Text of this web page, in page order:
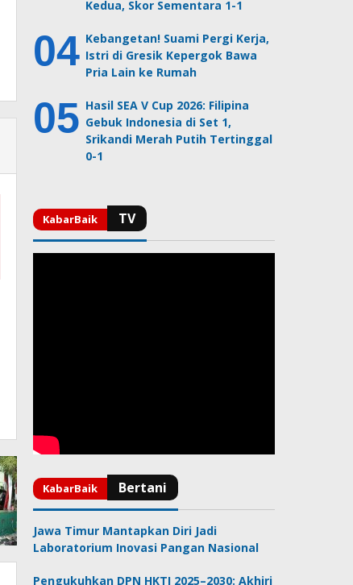
Kedua, Skor Sementara 1-1
Kebangetan! Suami Pergi Kerja,
Istri di Gresik Kepergok Bawa
Pria Lain ke Rumah
Hasil SEA V Cup 2026: Filipina
Gebuk Indonesia di Set 1,
Srikandi Merah Putih Tertinggal
0-1
Jawa Timur Mantapkan Diri Jadi
Laboratorium Inovasi Pangan Nasional
Pengukuhkan DPN HKTI 2025–2030: Akhiri